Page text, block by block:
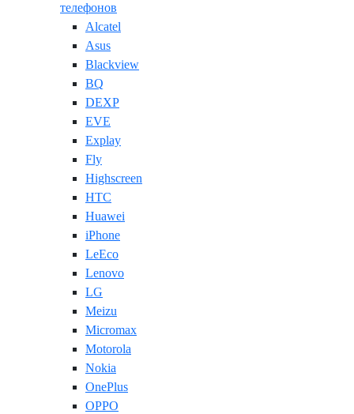
телефонов
Alcatel
Asus
Blackview
BQ
DEXP
EVE
Explay
Fly
Highscreen
HTC
Huawei
iPhone
LeEco
Lenovo
LG
Meizu
Micromax
Motorola
Nokia
OnePlus
OPPO